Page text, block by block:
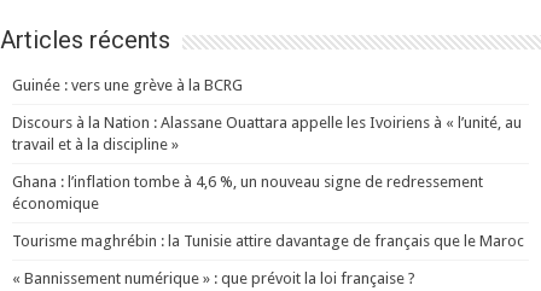
Articles récents
Guinée : vers une grève à la BCRG
Discours à la Nation : Alassane Ouattara appelle les Ivoiriens à « l’unité, au
travail et à la discipline »
Ghana : l’inflation tombe à 4,6 %, un nouveau signe de redressement
économique
Tourisme maghrébin : la Tunisie attire davantage de français que le Maroc
« Bannissement numérique » : que prévoit la loi française ?